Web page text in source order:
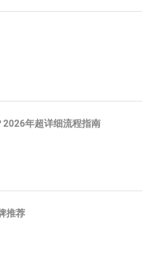
年超详细流程指南
推荐